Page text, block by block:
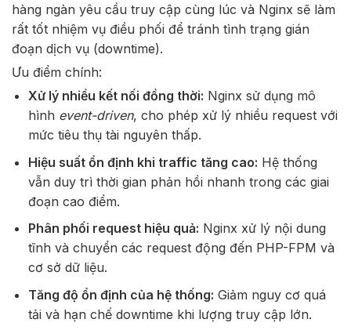
hàng ngàn yêu cầu truy cập cùng lúc và Nginx sẽ làm
rất tốt nhiệm vụ điều phối để tránh tình trạng gián
đoạn dịch vụ (downtime).
Ưu điểm chính:
Xử lý nhiều kết nối đồng thời: Nginx sử dụng mô
hình event-driven, cho phép xử lý nhiều request với
mức tiêu thụ tài nguyên thấp.
Hiệu suất ổn định khi traffic tăng cao: Hệ thống
vẫn duy trì thời gian phản hồi nhanh trong các giai
đoạn cao điểm.
Phân phối request hiệu quả: Nginx xử lý nội dung
tĩnh và chuyển các request động đến PHP-FPM và
cơ sở dữ liệu.
Tăng độ ổn định của hệ thống: Giảm nguy cơ quá
tải và hạn chế downtime khi lượng truy cập lớn.